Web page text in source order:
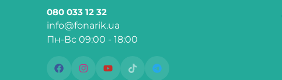
080 033 12 32
info@fonarik.ua
Пн-Вс 09:00 - 18:00